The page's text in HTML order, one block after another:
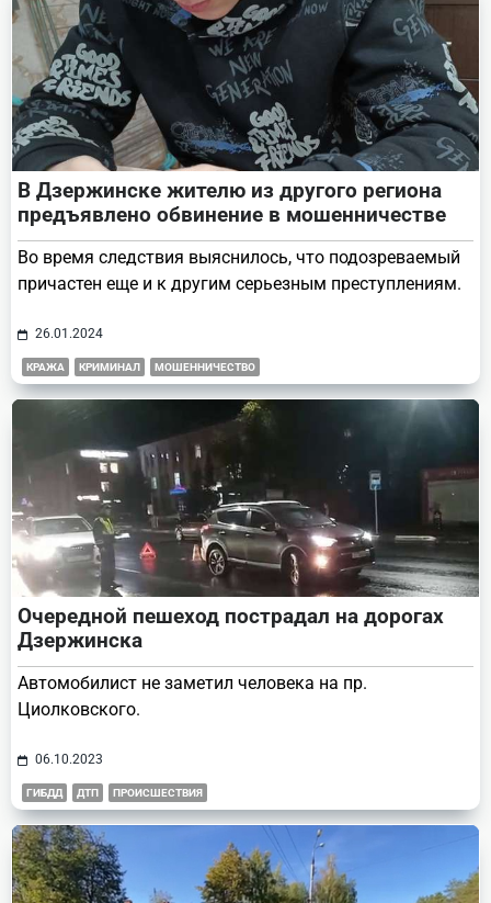
В Дзержинске жителю из другого региона
предъявлено обвинение в мошенничестве
Во время следствия выяснилось, что подозреваемый
причастен еще и к другим серьезным преступлениям.
26.01.2024
КРАЖА КРИМИНАЛ МОШЕННИЧЕСТВО
Очередной пешеход пострадал на дорогах
Дзержинска
Автомобилист не заметил человека на пр.
Циолковского.
06.10.2023
ГИБДД ДТП ПРОИСШЕСТВИЯ